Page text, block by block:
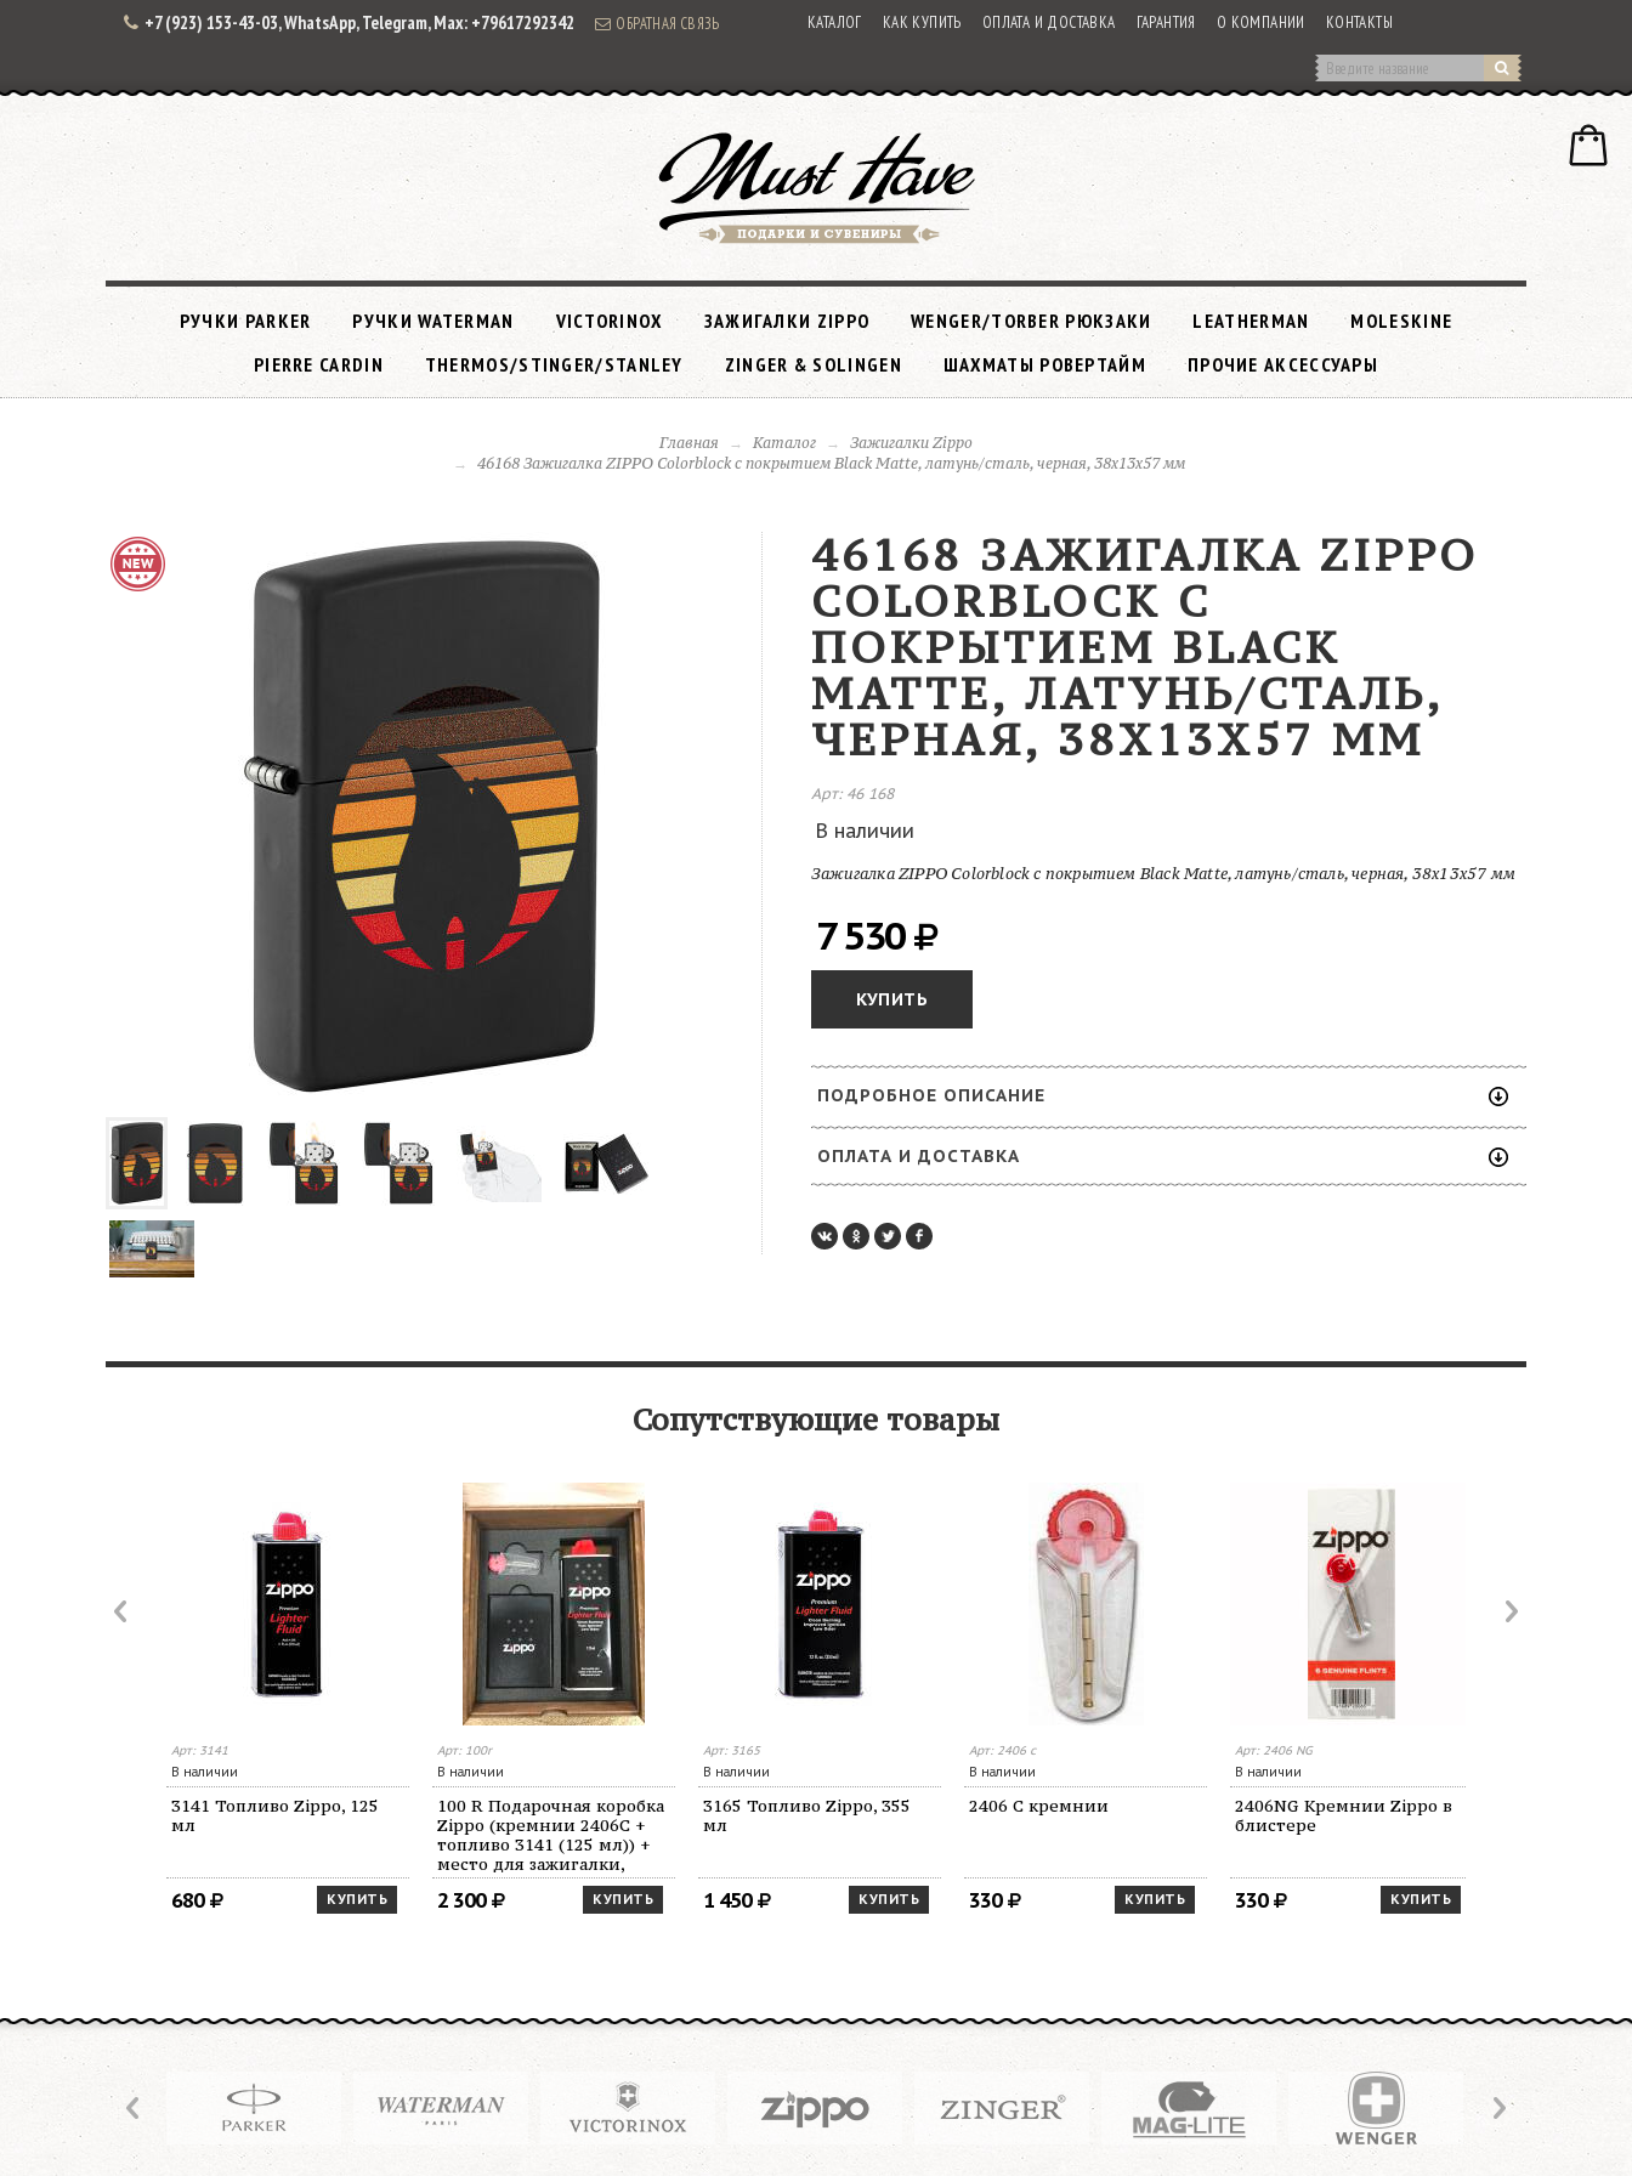
+7 (923) 153-43-03, WhatsApp, Telegram, Max: +79617292342 ОБРАТНАЯ СВЯЗЬ КАТАЛОГ КАК КУПИТЬ ОПЛАТА И ДОСТАВКА ГАРАНТИЯ О КОМПАНИИ КОНТАКТЫ
РУЧКИ PARKER РУЧКИ WATERMAN VICTORINOX ЗАЖИГАЛКИ ZIPPO WENGER/TORBER РЮКЗАКИ LEATHERMAN
MOLESKINE
PIERRE CARDIN
THERMOS/STINGER/STANLEY ZINGER & SOLINGEN ШАХМАТЫ РОВЕРТАЙМ ПРОЧИЕ АКСЕССУАРЫ
Главная Каталог
Зажигалки Zippo
46168 Зажигалка ZIPPO Colorblock с покрытием Black Matte, латунь/сталь, черная, 38x13x57 мм
46168 ЗАЖИГАЛКА ZIPPO
COLORBLOCK С
ПОКРЫТИЕМ BLACK
MATTE, ЛАТУНЬ/СТАЛЬ,
ЧЕРНАЯ, 38X13X57 ММ
Арт: 46 168
В наличии
Зажигалка ZIPPO Colorblock с покрытием Black Matte, латунь/сталь, черная, 38x13x57 мм
7 530
КУПИТЬ
ПОДРОБНОЕ ОПИСАНИЕ
ОПЛАТА И ДОСТАВКА
Сопутствующие товары
Арт: 3141
В наличии
3141 Топливо Zippo, 125
мл
680 КУПИТЬ
Арт: 100r
В наличии
100 R Подарочная коробка
Zippo (кремнии 2406C +
топливо 3141 (125 мл)) +
место для зажигалки,
140х160х40 мм
2 300 КУПИТЬ
Арт: 3165
В наличии
3165 Топливо Zippo, 355
мл
1 450 КУПИТЬ
Арт: 2406 c
В наличии
2406 C кремнии
330 КУПИТЬ
Арт: 2406 NG
В наличии
2406NG Кремнии Zippo в
блистере
330 КУПИТЬ